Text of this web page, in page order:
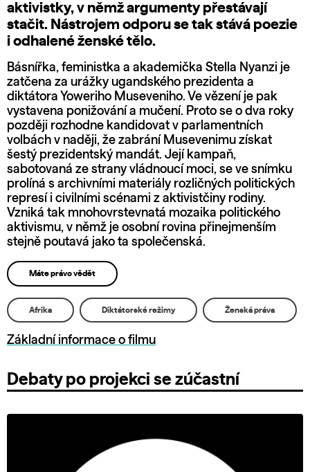
aktivistky, v němž argumenty přestávají
stačit. Nástrojem odporu se tak stává poezie
i odhalené ženské tělo.
Básnířka, feministka a akademička Stella Nyanzi je
zatčena za urážky ugandského prezidenta a
diktátora Yoweriho Museveniho. Ve vězení je pak
vystavena ponižování a mučení. Proto se o dva roky
později rozhodne kandidovat v parlamentních
volbách v naději, že zabrání Musevenimu získat
šestý prezidentský mandát. Její kampaň,
sabotovaná ze strany vládnoucí moci, se ve snímku
prolíná s archivními materiály rozličných politických
represí i civilními scénami z aktivistčiny rodiny.
Vzniká tak mnohovrstevnatá mozaika politického
aktivismu, v němž je osobní rovina přinejmenším
stejně poutavá jako ta společenská.
Máte právo vědět
Afrika Diktátorské režimy Ženská práva
Základní informace o filmu
Debaty po projekci se zúčastní